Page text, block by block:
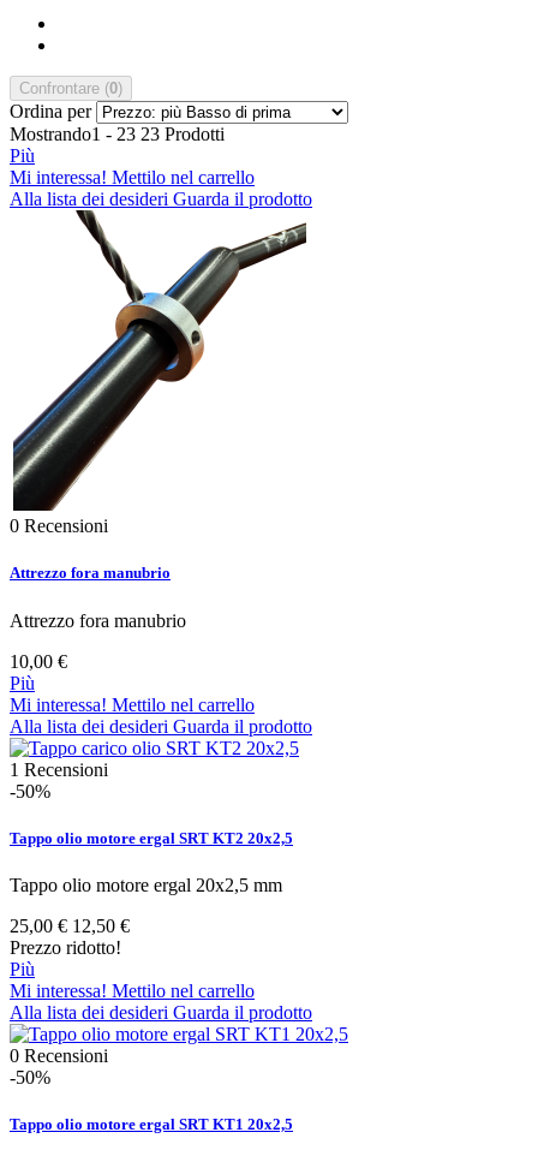
Confrontare (0)
Ordina per
Mostrando1 - 23 23 Prodotti
Più
Mi interessa! Mettilo nel carrello
Alla lista dei desideri Guarda il prodotto
0 Recensioni
Attrezzo fora manubrio
Attrezzo fora manubrio
10,00 €
Più
Mi interessa! Mettilo nel carrello
Alla lista dei desideri Guarda il prodotto
1 Recensioni
-50%
Tappo olio motore ergal SRT KT2 20x2,5
Tappo olio motore ergal 20x2,5 mm
25,00 € 12,50 €
Prezzo ridotto!
Più
Mi interessa! Mettilo nel carrello
Alla lista dei desideri Guarda il prodotto
0 Recensioni
-50%
Tappo olio motore ergal SRT KT1 20x2,5